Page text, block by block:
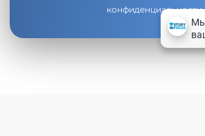
конфиденциальности.